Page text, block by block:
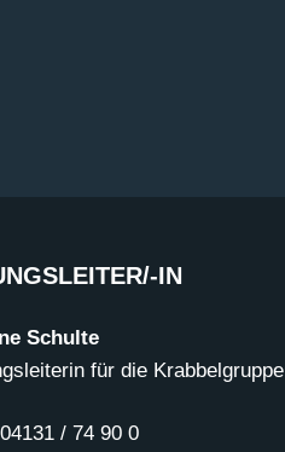
IN
Schulte
für die Krabbelgruppe
04131 / 74 90 0